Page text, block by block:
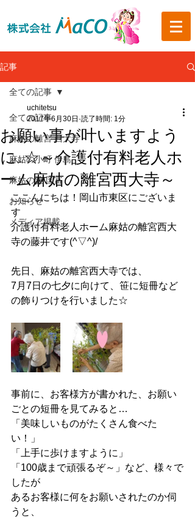
記事
全ての記事
麻姑の離宮 西大寺
麻姑の小町 伊島
麻姑の雅 国富
お知らせ
メディア掲載
全ての記事
お願い事が叶いますよう
に…☆～介護付有料老人ホ
ーム麻姑の離宮西大寺～
uchitetsu
2017年6月30日 読了時間: 1分
ここんにちは！岡山市東区にございま
す
介護付有料老人ホーム麻姑の離宮西大
寺の藤井です(^▽^)/
先日、麻姑の離宮西大寺では、
7月7日の七夕に向けて、笹に短冊など
の飾りつけを行いました☆
事前に、お客様方が書かれた、お願い
ごとの短冊を見てみると…
「美味しいものがたくさん食べた
い！」
「上手に歩けますように」
「100歳まで頑張るぞ～」など、様々で
したが
あるお客様に何をお願いされたのか伺
うと、